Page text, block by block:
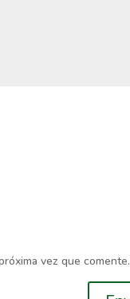
vez que comente.